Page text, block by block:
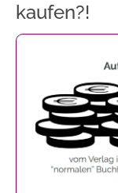
kaufen?!